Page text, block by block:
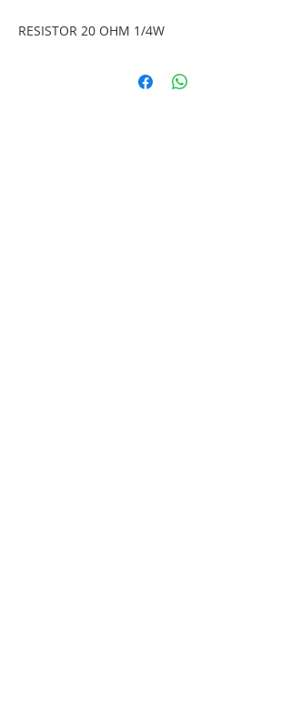
RESISTOR 20 OHM 1/4W